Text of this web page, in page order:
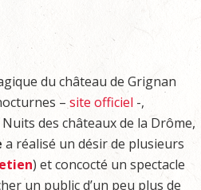
du château de Grignan
– site officiel -,
des châteaux de la Drôme,
a réalisé un désir de plusieurs
) et concocté un spectacle
un public d’un peu plus de